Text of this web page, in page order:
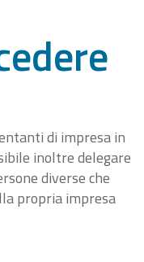
di impresa in
inoltre delegare
diverse che
propria impresa